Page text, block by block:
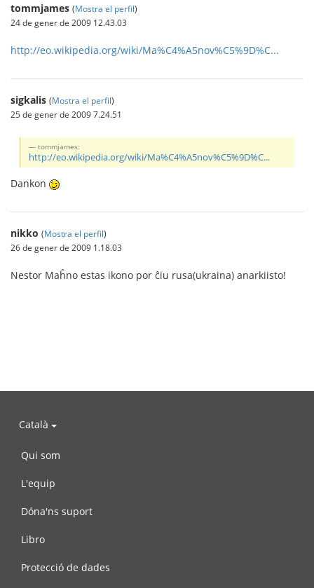
tommjames (Mostra el perfil)
24 de gener de 2009 12.43.03
http://eo.wikipedia.org/wiki/Ma%C4%A5nov%C5%9D%C...
sigkalis (Mostra el perfil)
25 de gener de 2009 7.24.51
tommjames:
http://eo.wikipedia.org/wiki/Ma%C4%A5nov%C5%9D%C...
Dankon
nikko (Mostra el perfil)
26 de gener de 2009 1.18.03
Nestor Maĥno estas ikono por ĉiu rusa(ukraina) anarkiisto!
Català
Qui som
L'equip
Dóna'ns suport
Libro
Protecció de dades